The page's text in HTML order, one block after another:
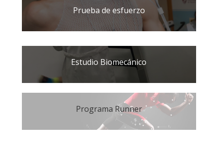
Prueba de esfuerzo
Estudio Biomecánico
Programa Runner